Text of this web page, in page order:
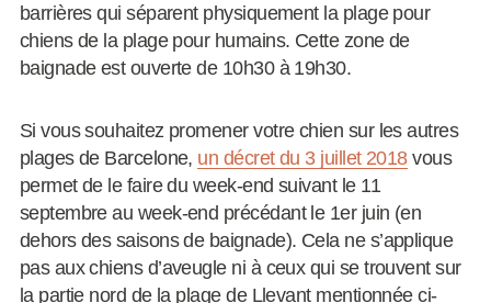
barrières qui séparent physiquement la plage pour
chiens de la plage pour humains. Cette zone de
baignade est ouverte de 10h30 à 19h30.
Si vous souhaitez promener votre chien sur les autres
plages de Barcelone, un décret du 3 juillet 2018vous
permet de le faire du week-end suivant le 11
septembre au week-end précédant le 1er juin (en
dehors des saisons de baignade). Cela ne s’applique
pas aux chiens d’aveugle ni à ceux qui se trouvent sur
la partie nord de la plage de Llevant mentionnée ci-